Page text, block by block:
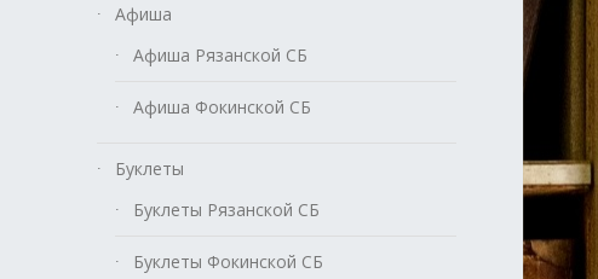
Афиша
Афиша Рязанской СБ
Афиша Фокинской СБ
Буклеты
Буклеты Рязанской СБ
Буклеты Фокинской СБ